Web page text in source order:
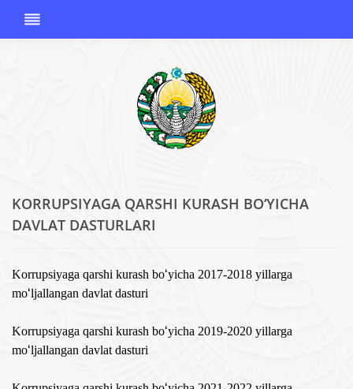
O'ZBEKISTON
QARSHI
KURASHISH
KORRUPSIYAGA QARSHI KURASH BO‘YICHA
DAVLAT DASTURLARI
Korrupsiyaga qarshi kurash bo‘yicha 2017-2018 yillarga
mo‘ljallangan davlat dasturi
Korrupsiyaga qarshi kurash bo‘yicha 2019-2020 yillarga
mo‘ljallangan davlat dasturi